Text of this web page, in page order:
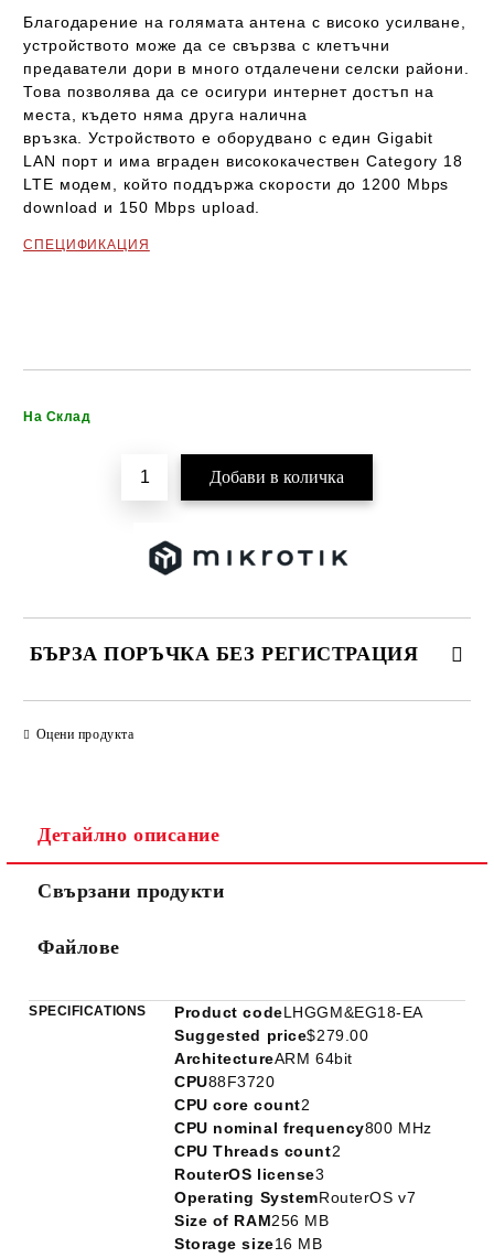
Благодарение на голямата антена с високо усилване
устройството може да се свързва с клетъчни
предаватели дори в много отдалечени селски райони.
Това позволява да се осигури интернет достъп на
места, където няма друга налична
връзка.Устройството е оборудвано седин Gigabit
LAN порт и има вграден висококачественCategory 18
LTE модем
, който поддържа скорости до 1200 Mbps
download и 150 Mbps upload
СПЕЦИФИКАЦИЯ
На Склад
БЪРЗА ПОРЪЧКА БЕЗ РЕГИСТРАЦИЯ
Ние ще се свържем с вас в рамките на работния ден.
Оцени продукта
Детайлно описание
Свързани продукти
Файлове
SPECIFICATIONS Product codeLHGGM&EG18-EA
Suggested price$279.00
ArchitectureARM 64bit
CPU88F3720
CPU core count2
CPU nominal frequency800 MHz
CPU Threads count2
RouterOS license3
Operating SystemRouterOS v7
Size of RAM256 MB
Storage size16 MB